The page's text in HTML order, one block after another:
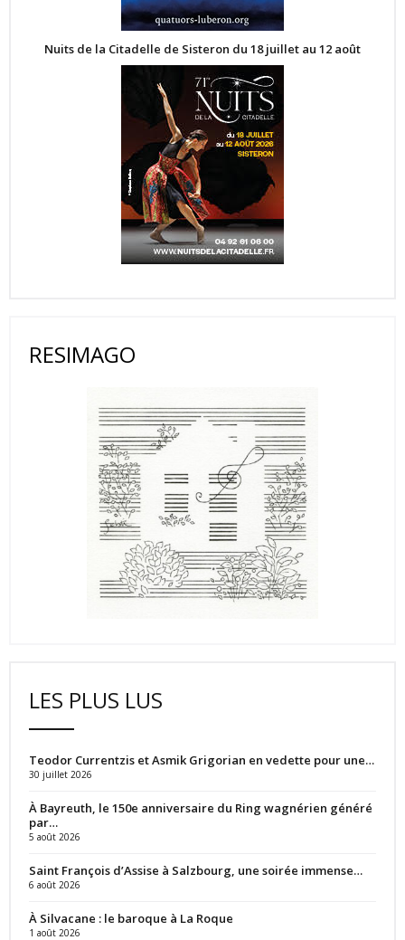
Nuits de la Citadelle de Sisteron du 18 juillet au 12 août
RESIMAGO
LES PLUS LUS
Teodor Currentzis et Asmik Grigorian en vedette pour une…
30 juillet 2026
À Bayreuth, le 150e anniversaire du Ring wagnérien généré
par…
5 août 2026
Saint François d’Assise à Salzbourg, une soirée immense…
6 août 2026
À Silvacane : le baroque à La Roque
1 août 2026